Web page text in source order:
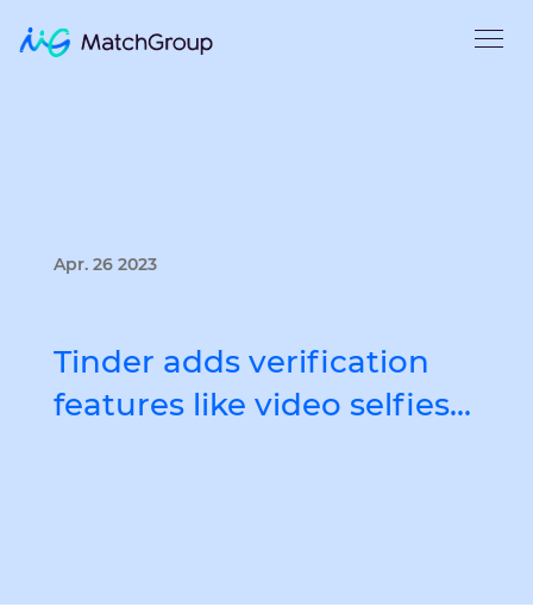
Apr. 26 2023
Tinder adds verification
features like video selfies…